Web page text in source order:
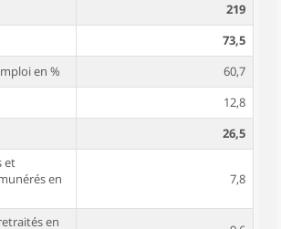
219
73,5
en %
60,7
12,8
26,5
et
en
7,8
en